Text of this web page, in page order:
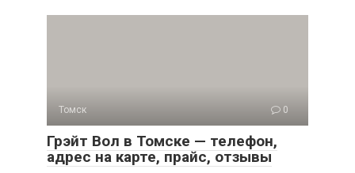
Томск 0
Грэйт Вол в Томске — телефон,
адрес на карте, прайс, отзывы